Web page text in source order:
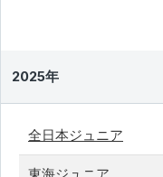
2025年
全日本ジュニア